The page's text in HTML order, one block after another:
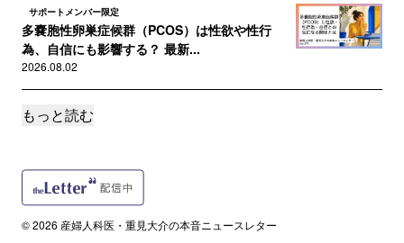
サポートメンバー限定
多嚢胞性卵巣症候群（PCOS）は性欲や性行
為、自信にも影響する？ 最新...
2026.08.02
読者限定
2026.07.30
【特別対談】ドラマ「ファーストクライ」の監
もっと読む
© 2026 産婦人科医・重見大介の本音ニュースレター